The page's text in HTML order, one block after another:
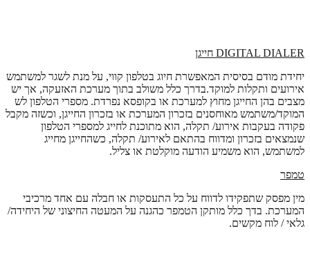
DIGITAL DIALER חייגן
יחידת מודם בסיסית המאפשרת חיוג בטלפון קווי, על מנת לשגר למשתמש
אירועים ותקלות למוקד.בדרך כלל משולב בתוך מערכת האזעקה, אך יש
מצבים בהן החייגן מחוץ למערכת או בקופסא נפרדת. מספרי הטלפון לש
המוקד/משתמש מאוחסנים בזכרון המערכת או בזכרון החייגן, וכשזה מקבל
פקודה בעקבות אירוע/ תקלה, הוא מתוכנת לחייג למספרי הטלפון
שנמצאים בזכרון ומדווח בהתאם לאירוע/ תקלה, כשהחייגן מחייג
למשתמש, הוא משמיע הודעה מוקלטת או צליל.
טמפר
מין מפסק שתפקידו לדווח על כל התעסקות או חבלה עם אחד מרכיבי
המערכת. בדך כלל מותקן הטמפר כהגנה על המעטה החיצוני של היחידה/
גלאי / לוח מקשים.